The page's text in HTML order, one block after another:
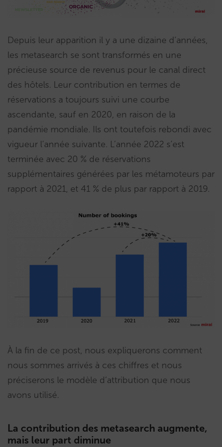
Depuis leur apparition il y a une dizaine d’années,
les metasearch se sont transformés en une
précieuse source de revenus pour le canal direct
des hôtels. Leur contribution en termes de
réservations a toujours suivi une courbe
ascendante, sauf en 2020, en raison de la
pandémie mondiale. Ils ont toutefois rebondi avec
vigueur l’année suivante. L’année 2022 s’est
terminée avec 20 % de réservations
supplémentaires générées par les métamoteurs par
rapport à 2021, et 41 % de plus par rapport à 2019.
À la fin de ce post, nous expliquerons comment
nous sommes arrivés à ces chiffres et nous
préciserons le modèle d’attribution que nous
avons utilisé.
La contribution des metasearch augmente,
mais leur part diminue